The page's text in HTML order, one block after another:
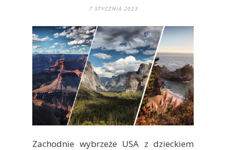
7 STYCZNIA 2023
Zachodnie wybrzeże USA z dzieckiem